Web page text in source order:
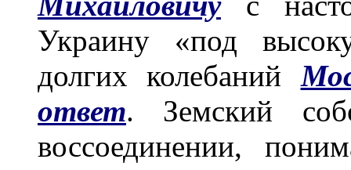
Украину «под
долгих колебаний
ответ. Земский
воссоединении,